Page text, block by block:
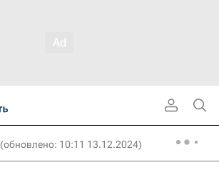
(обновлено: 10:11 13.12.2024)